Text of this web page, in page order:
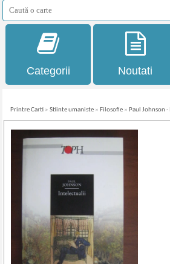
Categorii Noutati
Printre Carti »Stiinte umaniste » Filosofie » Paul Johnson